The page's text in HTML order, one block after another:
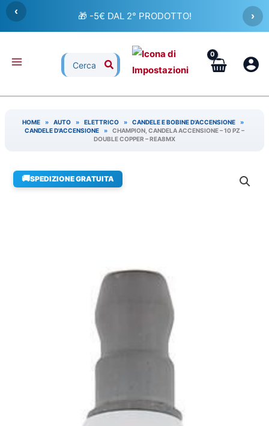
Vai
contenuto
‹ 🎁 -5€ DAL 2° PRODOTTO! ›
Ricerca
per:
HOME » AUTO » ELETTRICO » CANDELE E BOBINE D'ACCENSIONE
»
CANDELE D'ACCENSIONE
»
CHAMPION, CANDELA ACCENSIONE – 10 PZ –
DOUBLE COPPER – REA8MX
🚚SPEDIZIONE GRATUITA